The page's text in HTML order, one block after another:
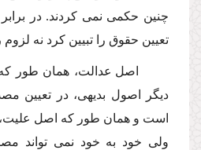
چنین حكمى نمى كردند. در برابر
تعیین حقوق را تبیین كرد نه
اصل عدالت، همان طور
دیگر اصول بدیهى، در تعیین
است و همان طور كه اصل
ولى خود به خود نمى تواند